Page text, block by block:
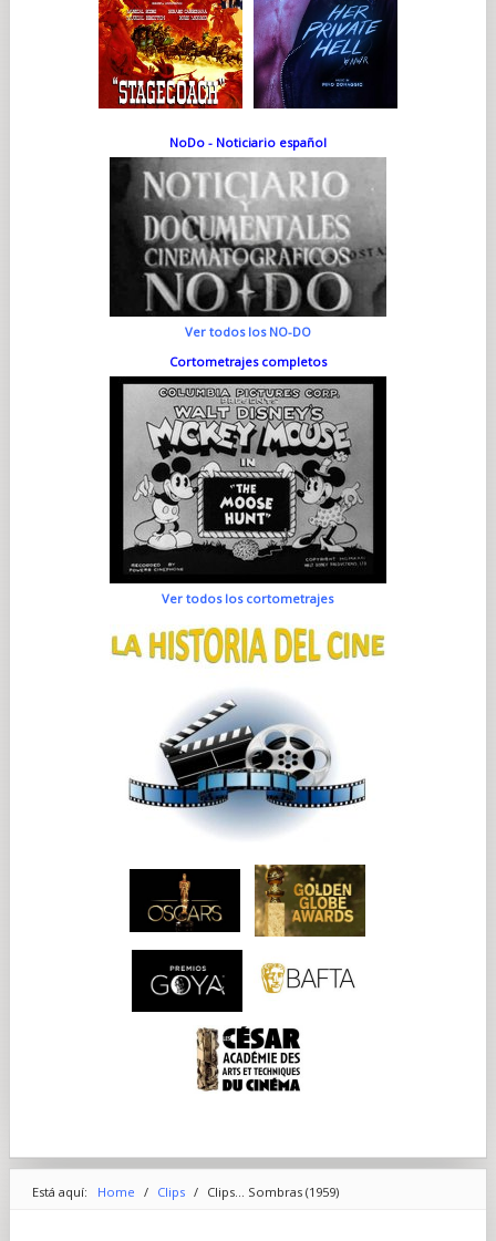
NoDo - Noticiario español
Ver todos los NO-DO
Cortometrajes completos
Ver todos los cortometrajes
Está aquí: Home / Clips / Clips... Sombras (1959)